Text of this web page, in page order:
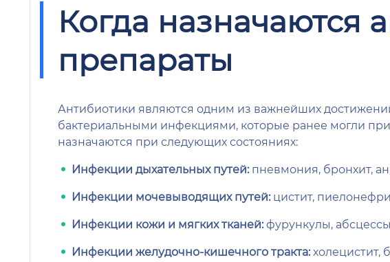
Когда назначаются
препараты
Антибиотики являются одним из важнейших
бактериальными инфекциями, которые ранее могли
назначаются при следующих состояниях:
Инфекции дыхательных путей:пневмония, бронхит,
Инфекции мочевыводящих путей:цистит,
Инфекции кожи и мягких тканей:фурункулы,
Инфекции желудочно-кишечного тракта:холецистит,